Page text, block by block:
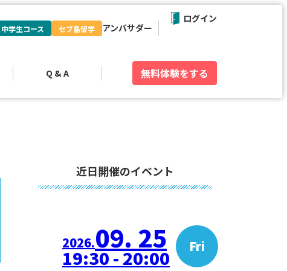
Q & A
中学生コース セブ島留学 アンバサダー
無料体験をする
ログイン
近日開催のイベント
2026.09. 25 Fri
19:30 - 20:00